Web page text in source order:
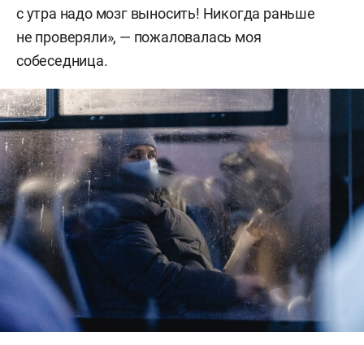
с утра надо мозг выносить! Никогда раньше
не проверяли», — пожаловалась моя
собеседница.